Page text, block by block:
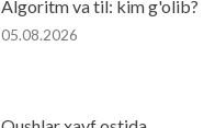
Algoritm va til: kim g'olib?
05.08.2026